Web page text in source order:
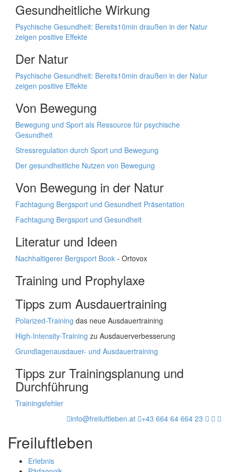
Gesundheitliche Wirkung
Psychische Gesundheit: Bereits10min draußen in der Natur
zeigen positive Effekte
Der Natur
Psychische Gesundheit: Bereits10min draußen in der Natur
zeigen positive Effekte
Von Bewegung
Bewegung und Sport als Ressource für psychische
Gesundheit
Stressregulation durch Sport und Bewegung
Der gesundheitliche Nutzen von Bewegung
Von Bewegung in der Natur
Fachtagung Bergsport und Gesundheit Präsentation
Fachtagung Bergsport und Gesundheit
Literatur und Ideen
Nachhaltigerer Bergsport Book - Ortovox
Training und Prophylaxe
Tipps zum Ausdauertraining
Polarized-Training das neue Ausdauertraining
High-Intensity-Training zu Ausdauerverbesserung
Grundlagenausdauer- und Ausdauertraining
Tipps zur Trainingsplanung und
Durchführung
Trainingsfehler
info@freiluftleben.at
+43 664 64 664 23
Freiluftleben
Erlebnis